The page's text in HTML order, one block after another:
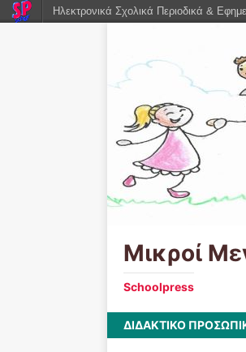
Μικροί
Schoolpress
ΔΙΔΑΚΤΙΚΟ
Ηλεκτρονικά Σχολικά Περιοδικά &